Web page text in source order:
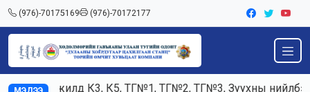
(976)-70175169 (976)-70172177
Ажилд К3, К5, ТГ№1, ТГ№2, ТГ№3, Зуухны нийлбэр